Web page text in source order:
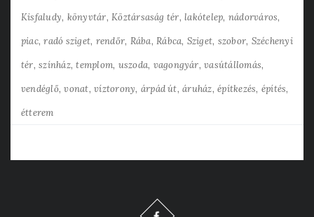
Kisfaludy könyvtár Köztársaság tér lakótelep nádorváros
piac radó sziget rendőr Rába Rábca Sziget szobor Széchenyi
tér színház templom uszoda vagongyár vasútállomás
vendéglő vonat víztorony árpád út áruház építkezés építés
étterem